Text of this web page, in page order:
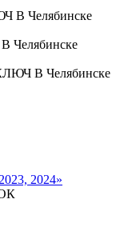
В Челябинске
В Челябинске
2024»